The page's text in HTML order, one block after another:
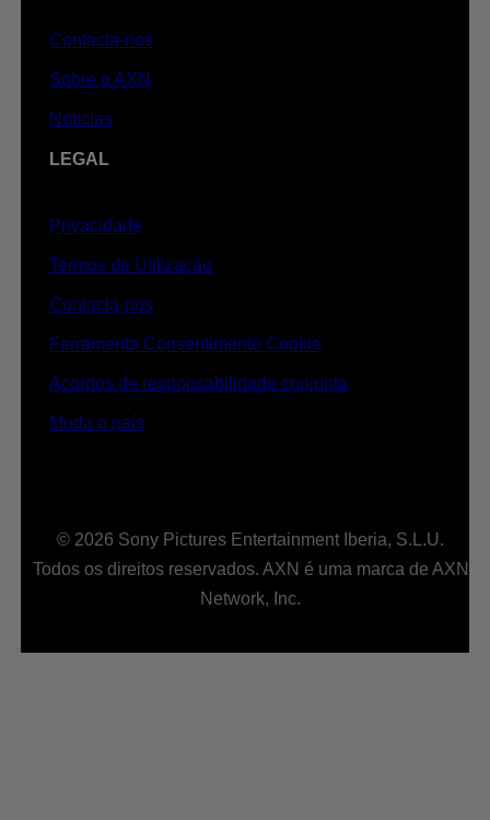
Contacta-nos
Sobre o AXN
Notícias
LEGAL
Privacidade
Termos de Utilização
Contacta-nos
Ferramenta Consentimento Cookie
Acordos de responsabilidade conjunta
Muda o país
© 2026 Sony Pictures Entertainment Iberia, S.L.U.
Todos os direitos reservados. AXN é uma marca de AXN
Network, Inc.